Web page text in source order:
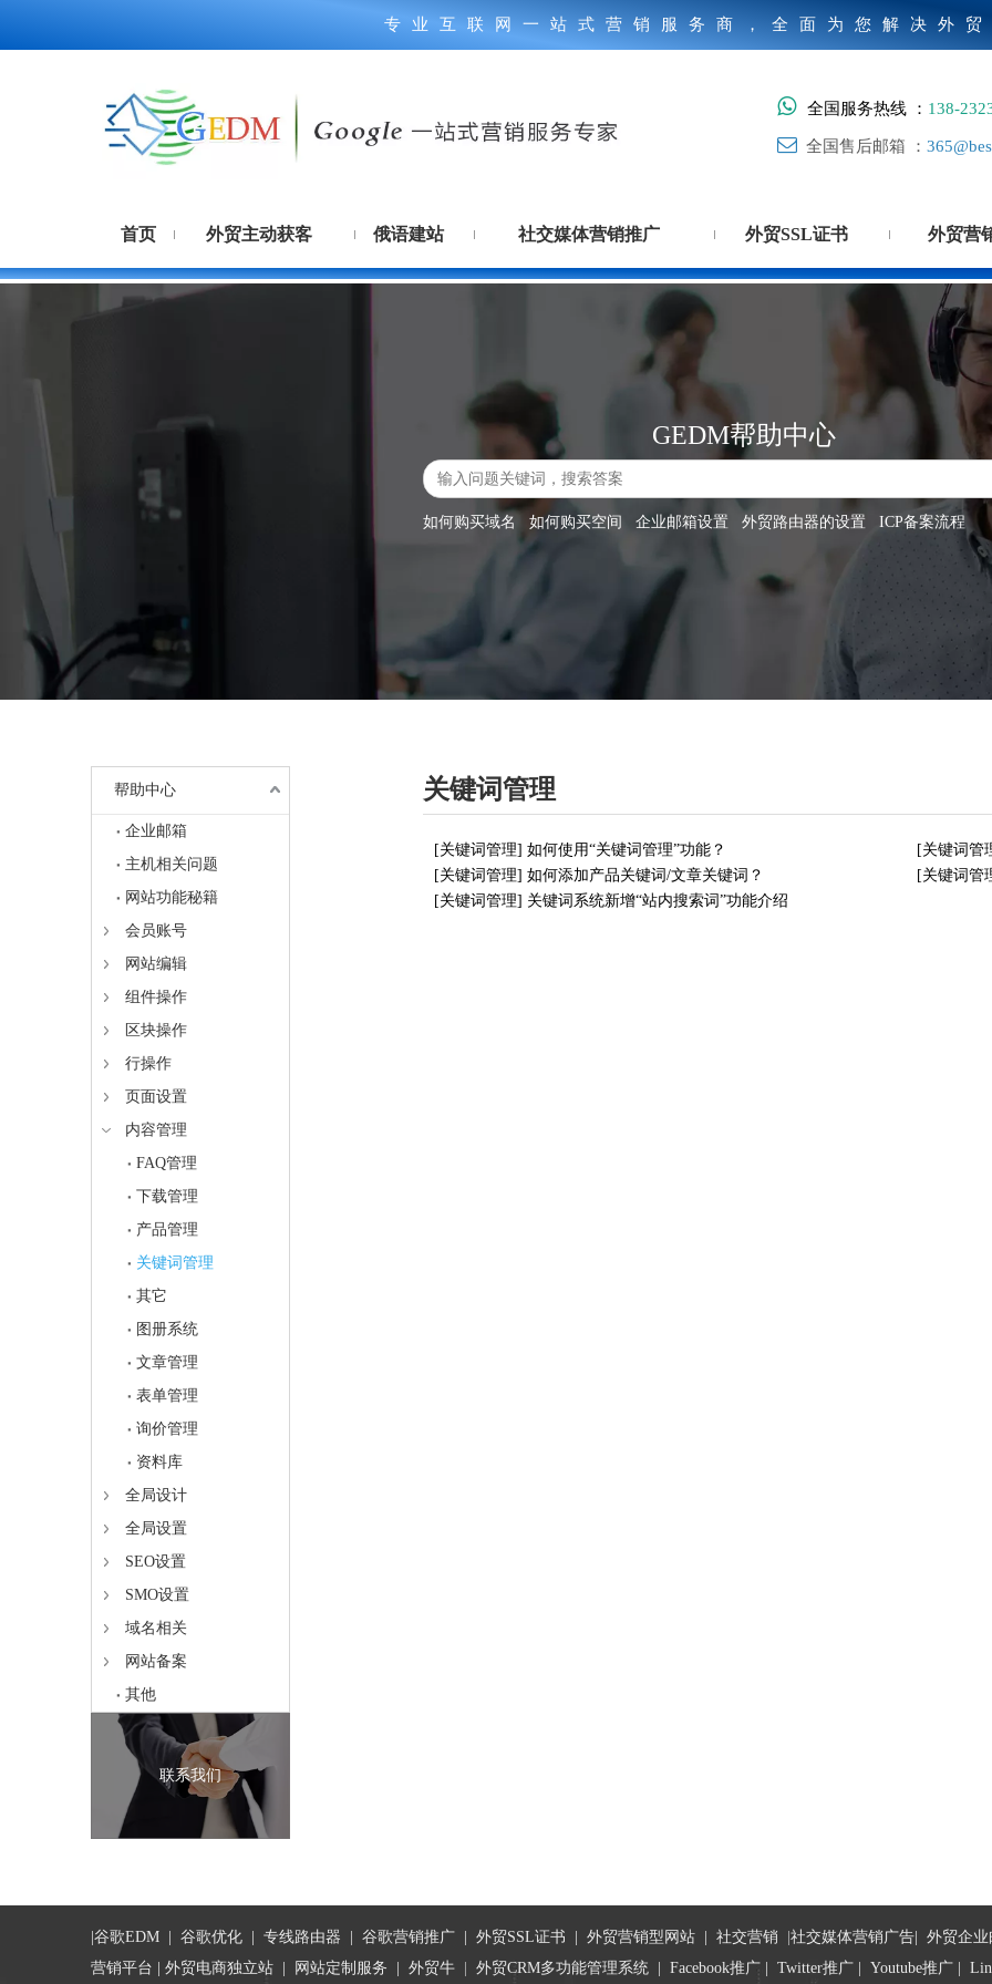
专业互联网一站式营销服务商，全面为您解决外贸
 全国服务热线 ： 138-
 全国售后邮箱 ：
首页 外贸主动获客 俄语建站 社交媒体营销推广 外贸SSL证书 外贸营
GEDM帮助中心
如何购买域名 如何购买空间 企业邮箱设置 外贸路由器的设置 ICP备案流程
帮助中心
企业邮箱
主机相关问题
网站功能秘籍
会员账号
网站编辑
组件操作
区块操作
行操作
页面设置
内容管理
FAQ管理
下载管理
产品管理
关键词管理
其它
图册系统
文章管理
表单管理
询价管理
资料库
全局设计
全局设置
SEO设置
SMO设置
域名相关
网站备案
其他
联系我们
关键词管理
[关键词管理] 如何使用“关键词管理”功能？ [关键词管
[关键词管理] 如何添加产品关键词/文章关键词？ [关键词管
[关键词管理] 关键词系统新增“站内搜索词”功能介绍
谷歌EDM 谷歌优化 专线路由器 谷歌营销推广 外贸SSL证书 外贸营销型网站 社交营销 社交媒体营销广告 外贸企业
营销平台 | 外贸电商独立站 | 网站定制服务 外贸牛 外贸CRM多功能管理系统 Facebook推广 Twitter推广 Youtube推广